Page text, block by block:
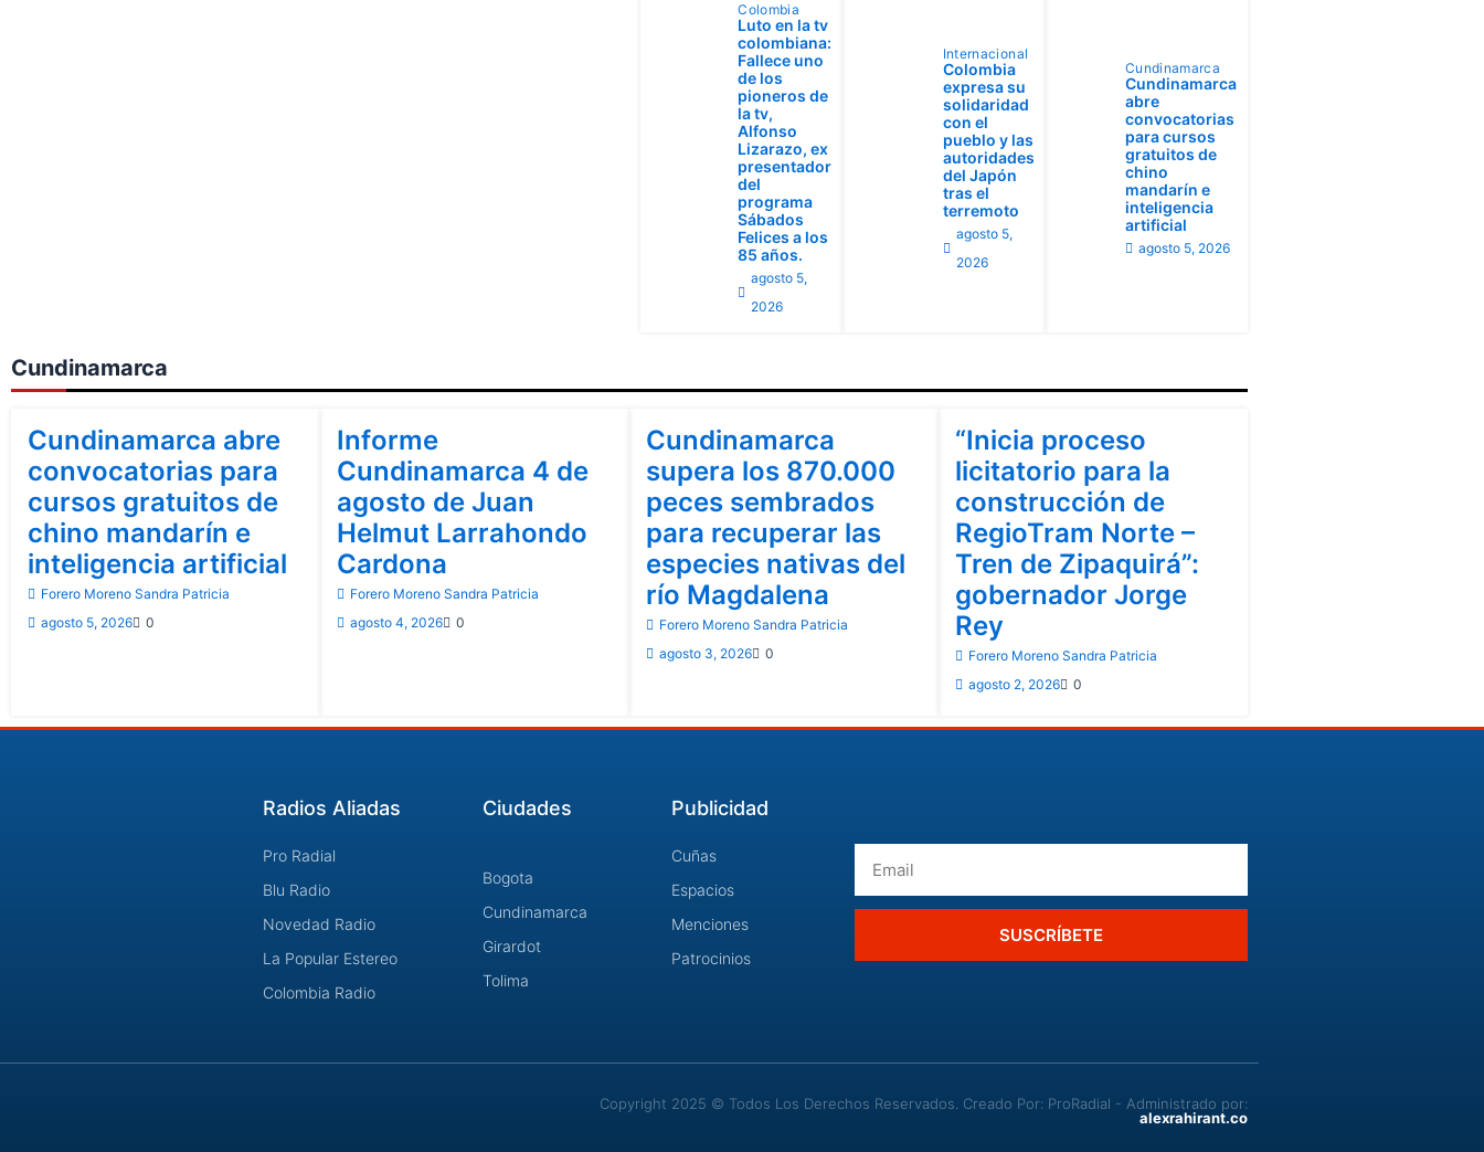
Colombia
Luto en la tv
colombiana:
Fallece uno
de los
pioneros de
la tv,
Alfonso
Lizarazo, ex
presentador
del
programa
Sábados
Felices a los
85 años.
agosto 5,
2026
Internacional
Colombia
expresa su
solidaridad
con el
pueblo y las
autoridades
del Japón
tras el
terremoto
agosto 5,
2026
Cundinamarca
Cundinamarca
abre
convocatorias
para cursos
gratuitos de
chino
mandarín e
inteligencia
artificial
agosto 5, 2026
Cundinamarca
Cundinamarca
Cundinamarca abre
convocatorias para
cursos gratuitos de
chino mandarín e
inteligencia artificial
Forero Moreno Sandra Patricia
agosto 5, 2026
0
Informe
Cundinamarca 4 de
agosto de Juan
Helmut Larrahondo
Cardona
Forero Moreno Sandra Patricia
agosto 4, 2026
0
Cundinamarca
supera los 870.000
peces sembrados
para recuperar las
especies nativas del
río Magdalena
Forero Moreno Sandra Patricia
agosto 3, 2026
0
“Inicia proceso
licitatorio para la
construcción de
RegioTram Norte –
Tren de Zipaquirá”:
gobernador Jorge
Rey
Forero Moreno Sandra Patricia
agosto 2, 2026
0
Radios Aliadas
Pro Radial
Blu Radio
Novedad Radio
La Popular Estereo
Colombia Radio
Ciudades
Bogota
Cundinamarca
Girardot
Tolima
Publicidad
Cuñas
Espacios
Menciones
Patrocinios
SUSCRÍBETE
Copyright 2025 © Todos Los Derechos Reservados. Creado Por: ProRadial - Administrado por:
alexrahirant.co